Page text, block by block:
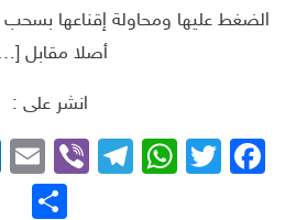
الضغط عليها ومحاولة إقناعها
أصلا مقابل
انشر على :
Facebook
Twitter